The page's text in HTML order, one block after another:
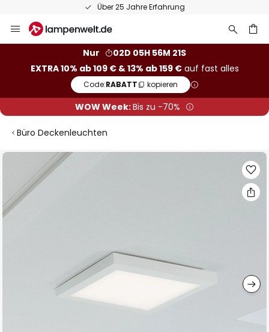
Über 25 Jahre Erfahrung
Inhalt
Nur
02D 05H 56M 20S
EXTRA 10% ab 109 € & 13% ab 159 €auf fast alles
Code:RABATT kopieren
WOW Week:Bis zu -70%
Büro Deckenleuchten
Zum
der
Bildgalerie
springen